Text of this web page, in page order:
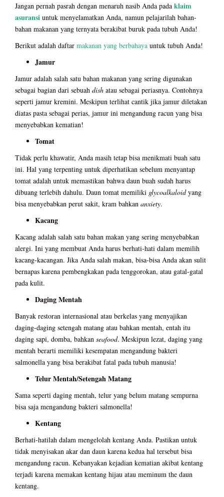
Jangan pernah pasrah dengan menaruh nasib Anda pada klaim
asuransi untuk menyelamatkan Anda, namun pelajarilah bahan-
bahan makanan yang ternyata berakibat buruk pada tubuh Anda!
Berikut adalah daftar makanan yang berbahaya untuk tubuh Anda!
Jamur
Jamur adalah salah satu bahan makanan yang sering digunakan
sebagai bagian dari sebuah dish atau sebagai periasnya. Contohnya
seperti jamur kremini. Meskipun terlihat cantik jika jamur diletakan
diatas pasta sebagai perias, jamur ini mengandung racun yang bisa
menyebabkan kematian!
Tomat
Tidak perlu khawatir, Anda masih tetap bisa menikmati buah satu
ini. Hal yang terpenting untuk diperhatikan sebelum menyantap
tomat adalah untuk memastikan bahwa daun buah sudah harus
dibuang terlebih dahulu. Daun tomat memiliki glycoalkaloidyang
bisa menyebabkan perut sakit, kram bahkan anxiety.
Kacang
Kacang adalah salah satu bahan makan yang sering menyebabkan
alergi. Ini yang membuat Anda harus berhati-hati dalam memilih
kacang-kacangan. Jika Anda salah makan, bisa-bisa Anda akan sulit
bernapas karena pembengkakan pada tenggorokan, atau gatal-gatal
pada kulit.
Daging Mentah
Banyak restoran internasional atau berkelas yang menyajikan
daging-daging setengah matang atau bahkan mentah, entah itu
daging sapi, domba, bahkan seafood. Meskipun lezat, daging yang
mentah berarti memiliki kesempatan mengandung bakteri
salmonella yang bisa berakibat fatal pada tubuh manusia!
Telur Mentah/Setengah Matang
Sama seperti daging mentah, telur yang belum matang sempurna
bisa saja mengandung bakteri salmonella!
Kentang
Berhati-hatilah dalam mengelolah kentang Anda. Pastikan untuk
tidak menyisakan akar dan daun karena kedua hal tersebut bisa
mengandung racun. Kebanyakan kejadian kematian akibat kentang
terjadi karena memakan kentang hijau atau meminum the daun
kentang.